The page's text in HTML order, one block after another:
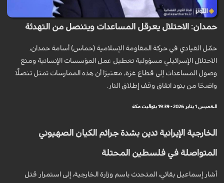
حمدان: الاحتلال يعرقل المساعدات ويتنصّل من التهدئة
حمّل القيادي في حركة المقاومة الإسلامية (حماس) أسامة حمدان،
الاحتلال الإسرائيلي مسؤولية تعطيل عمل المؤسسات الإنسانية ومنع
وصول المساعدات إلى قطاع غزة، معتبرًا أن هذه الممارسات تمثل تنصّلًا
واضحًا من بنود اتفاق وقف إطلاق النار.
الخميس 1 يناير 2026 - 19:39 بتوقيت مكة
الخارجية الإيرانية تدين بشدة جرائم الكيان الصهيوني
المتواصلة في فلسطين المحتلة
أشار إسماعيل بقائي، المتحدث باسم وزارة الخارجية، إلى استمرار قتل